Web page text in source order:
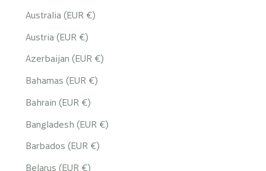
Australia (EUR €)
Austria (EUR €)
Azerbaijan (EUR €)
Bahamas (EUR €)
Bahrain (EUR €)
Bangladesh (EUR €)
Barbados (EUR €)
Belarus (EUR €)